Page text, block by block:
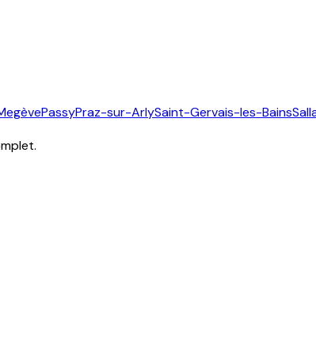
PassyPraz-sur-ArlySaint-Gervais-les-Bains